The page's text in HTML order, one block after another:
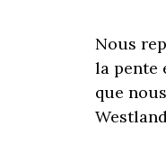
Nous
la pente
que